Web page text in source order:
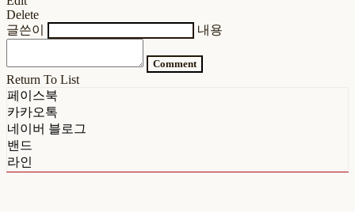
Delete
글쓴이
내용
Comment
Return To List
페이스북
카카오톡
네이버 블로그
밴드
라인